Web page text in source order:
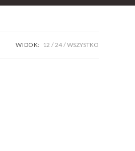
WIDOK: 12 24 WSZYSTKO